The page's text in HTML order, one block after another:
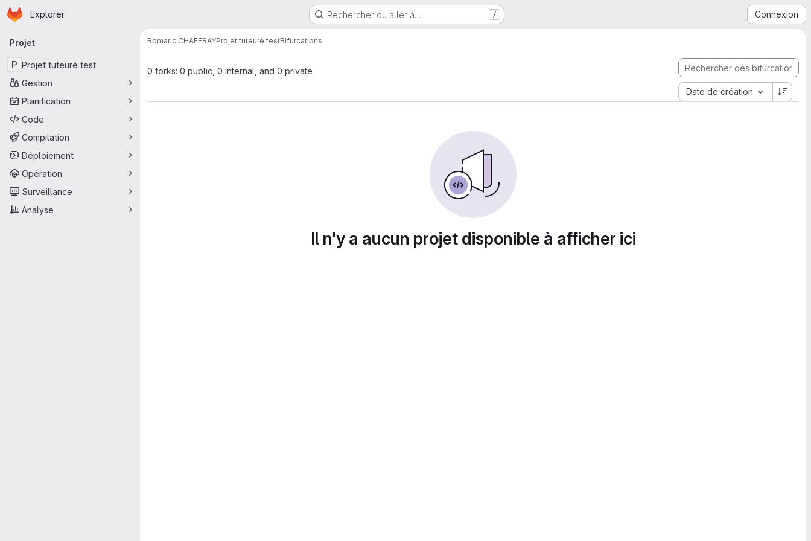
Passer au contenu principal
Page d'accueil
Explorer Rechercher ou aller à… / Connexion
Navigation principale
Projet
P Projet tuteuré test
Gestion
Planification
Code
Compilation
Déploiement
Opération
Surveillance
Analyse
Romaric CHAFFRAYProjet tuteuré testBifurcations
0 forks: 0 public, 0 internal, and 0 private
Date de création
Il n'y a aucun projet disponible à afficher ici